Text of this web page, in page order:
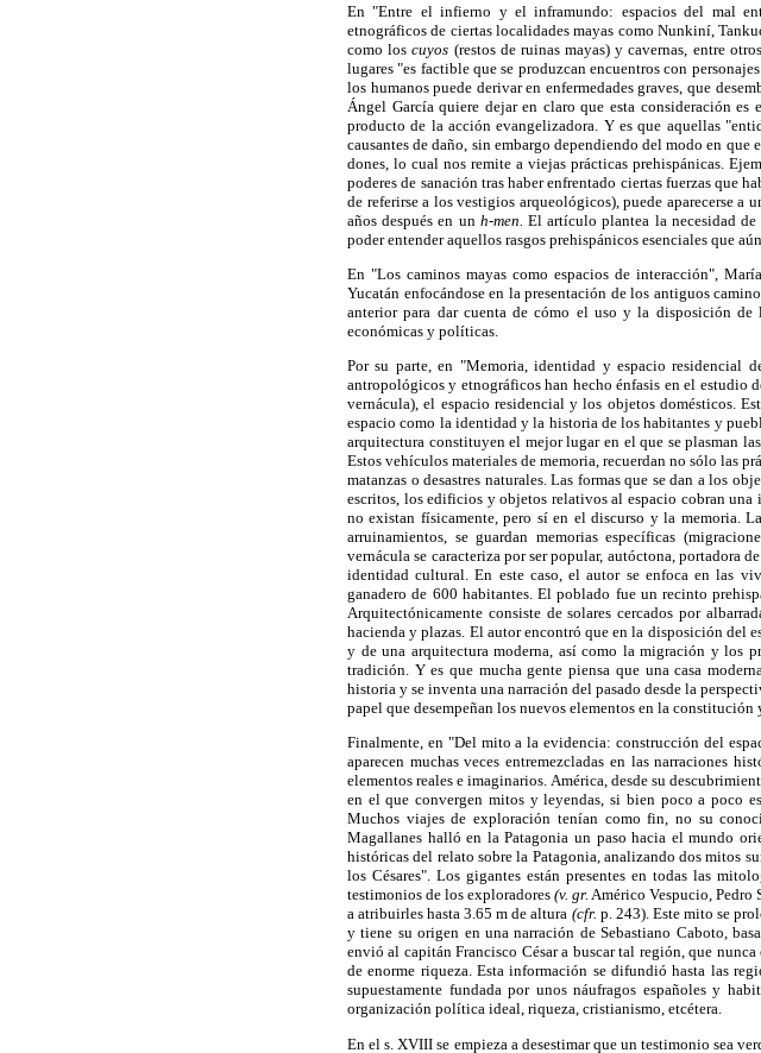
En "Entre el infierno y el inframundo: espacios del mal
etnográficos de ciertas localidades mayas como Nunkiní,
como loscuyos (restos de ruinas mayas) y cavernas, entre
lugares "es factible que se produzcan encuentros con
los humanos puede derivar en enfermedades graves, que
Ángel García quiere dejar en claro que esta consideración
producto de la acción evangelizadora. Y es que aquellas
causantes de daño, sin embargo dependiendo del modo en
dones, lo cual nos remite a viejas prácticas prehispánicas.
poderes de sanación tras haber enfrentado ciertas fuerzas que
de referirse a los vestigios arqueológicos), puede aparecerse a
años después en un h-men. El artículo plantea la necesidad de
poder entender aquellos rasgos prehispánicos esenciales que
En "Los caminos mayas como espacios de interacción",
Yucatán enfocándose en la presentación de los antiguos
anterior para dar cuenta de cómo el uso y la disposición
económicas y políticas.
Por su parte, en "Memoria, identidad y espacio residencial
antropológicos y etnográficos han hecho énfasis en el estudio
vernácula), el espacio residencial y los objetos domésticos.
espacio como la identidad y la historia de los habitantes y
arquitectura constituyen el mejor lugar en el que se plasman
Estos vehículos materiales de memoria, recuerdan no sólo las
matanzas o desastres naturales. Las formas que se dan a los
escritos, los edificios y objetos relativos al espacio cobran
no existan físicamente, pero sí en el discurso y la memoria.
arruinamientos, se guardan memorias específicas
vernácula se caracteriza por ser popular, autóctona, portadora
identidad cultural. En este caso, el autor se enfoca en las
ganadero de 600 habitantes. El poblado fue un recinto
Arquitectónicamente consiste de solares cercados por
hacienda y plazas. El autor encontró que en la disposición del
y de una arquitectura moderna, así como la migración y los
tradición. Y es que mucha gente piensa que una casa
historia y se inventa una narración del pasado desde la
papel que desempeñan los nuevos elementos en la
Finalmente, en "Del mito a la evidencia: construcción del
aparecen muchas veces entremezcladas en las narraciones
elementos reales e imaginarios. América, desde su
en el que convergen mitos y leyendas, si bien poco a poco
Muchos viajes de exploración tenían como fin, no su
Magallanes halló en la Patagonia un paso hacia el mundo
históricas del relato sobre la Patagonia, analizando dos mitos
los Césares". Los gigantes están presentes en todas las
testimonios de los exploradores (v. gr. Américo Vespucio, Pedro
a atribuirles hasta 3.65 m de altura (cfr. p. 243). Este mito se
y tiene su origen en una narración de Sebastiano Caboto,
envió al capitán Francisco César a buscar tal región, que
de enorme riqueza. Esta información se difundió hasta las
supuestamente fundada por unos náufragos españoles y
organización política ideal, riqueza, cristianismo, etcétera.
En el s. XVIII se empieza a desestimar que un testimonio sea